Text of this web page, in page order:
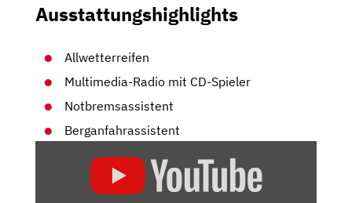
Ausstattungshighlights
Allwetterreifen
Multimedia-Radio mit CD-Spieler
Notbremsassistent
Berganfahrassistent
SPASSMACHER –